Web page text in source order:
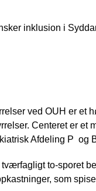
inklusion i
ved OUH er et
Centeret er et
Afdeling P og
tværfagligt to-sporet
som